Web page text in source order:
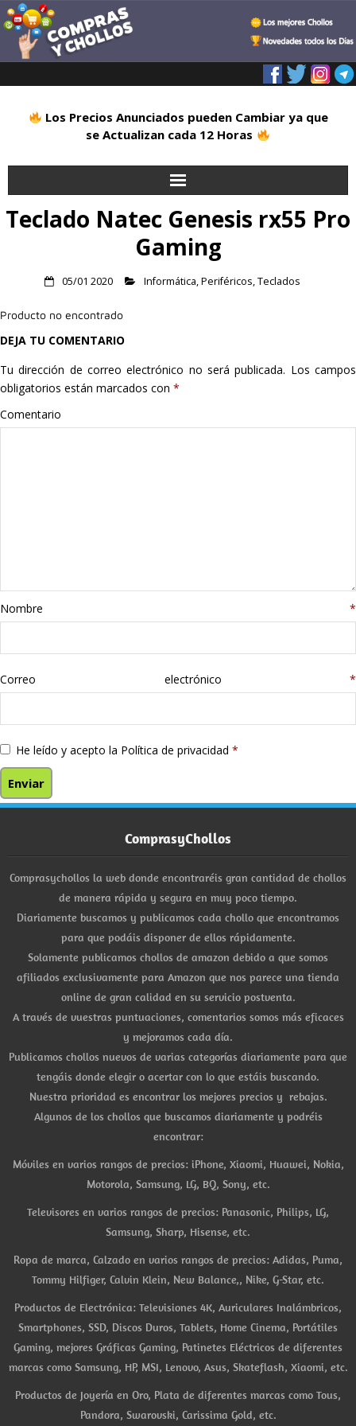
Los Precios Anunciados pueden Cambiar ya que
se Actualizan cada 12 Horas
Inicio
Deportes
Hogar
Informática
Stanley
libros
Teclado Natec Genesis rx55 Pro
Gaming
05/01 2020 Informática,Periféricos,Teclados
Producto no encontrado
DEJA TU COMENTARIO
Tu dirección de correo electrónico no será publicada. Los campos
obligatorios están marcados con *
Comentario
Nombre *
Correo electrónico *
He leído y acepto la Política de privacidad *
ComprasyChollos
Comprasychollos la web donde encontraréis gran cantidad de chollos
de manera rápida y segura en muy poco tiempo.
Diariamente buscamos y publicamos cada chollo que encontramos
para que podáis disponer de ellos rápidamente.
Solamente publicamos chollos de amazon debido a que somos
afiliados exclusivamente para Amazon que nos parece una tienda
online de gran calidad en su servicio postventa.
A través de vuestras puntuaciones, comentarios somos más eficaces
y mejoramos cada día.
Publicamos chollos nuevos de varias categorías diariamente para que
tengáis donde elegir o acertar con lo que estáis buscando.
Nuestra prioridad es encontrar los mejores precios y rebajas.
Algunos de los chollos que buscamos diariamente y podréis
encontrar:
Móviles en varios rangos de precios: iPhone, Xiaomi, Huawei, Nokia,
Motorola, Samsung, LG, BQ, Sony, etc.
Televisores en varios rangos de precios: Panasonic, Philips, LG,
Samsung, Sharp, Hisense, etc.
Ropa de marca, Calzado en varios rangos de precios: Adidas, Puma,
Tommy Hilfiger, Calvin Klein, New Balance,, Nike, G-Star, etc.
Productos de Electrónica: Televisiones 4K, Auriculares Inalámbricos,
Smartphones, SSD, Discos Duros, Tablets, Home Cinema, Portátiles
Gaming, mejores Gráficas Gaming, Patinetes Eléctricos de diferentes
marcas como Samsung, HP, MSI, Lenovo, Asus, Skateflash, Xiaomi, etc.
Productos de Joyería en Oro, Plata de diferentes marcas como Tous,
Pandora, Swarovski, Carissima Gold, etc.